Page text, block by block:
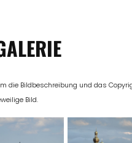
die Bildbeschreibung und das
Bild.